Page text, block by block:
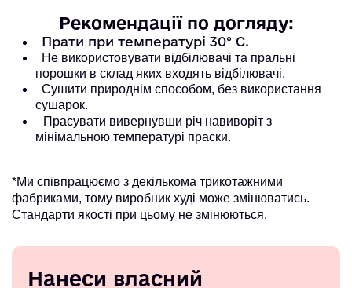
Рекомендації по догляду:
Прати при температурі 30° С.
Не використовувати відбілювачі та пральні
порошки в склад яких входять відбілювачі.
Сушити природнім способом, без використання
сушарок.
Прасувати вивернувши річ навиворіт з
мінімальною температурі праски.
*Ми співпрацюємо з декількома трикотажними
фабриками, тому виробник худі може змінюватись.
Стандарти якості при цьому не змінюються.
Нанеси власний